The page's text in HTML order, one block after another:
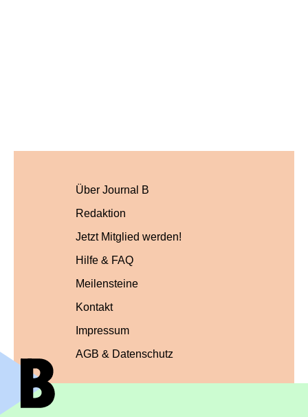
Über Journal B
Redaktion
Jetzt Mitglied werden!
Hilfe & FAQ
Meilensteine
Kontakt
Impressum
AGB & Datenschutz